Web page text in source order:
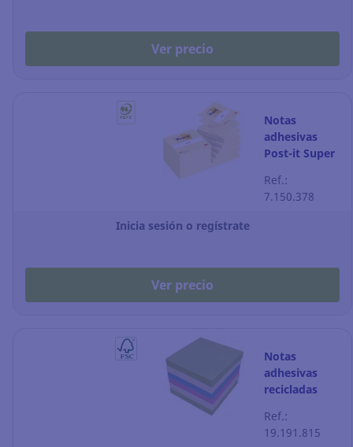
Ver precio
Notas
adhesivas
Post-it Super
76 mm - en Z
- amarillo
Ref.:
7.150.378
Inicia sesión o regístrate
Ver precio
Notas
adhesivas
recicladas
75 - colores
surtidos -
Ref.:
19.191.815